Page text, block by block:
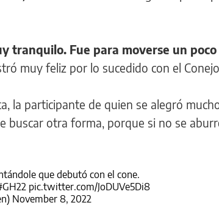
tranquilo. Fue para moverse un
muy feliz por lo sucedido con el Conejo.
la participante de quien se alegró
buscar otra forma, porque si no se
que debutó con el cone.
pic.twitter.com/JoDUVe5Di8
November 8, 2022